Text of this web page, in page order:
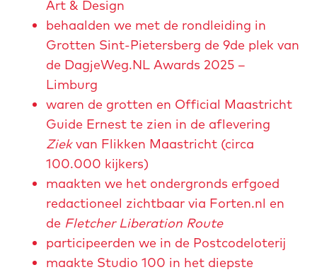
Art & Design
behaalden we met de rondleiding in
Grotten Sint-Pietersberg de 9de plek van
de DagjeWeg.NL Awards 2025 –
Limburg
waren de grotten en Official Maastricht
Guide Ernest te zien in de aflevering
Ziekvan Flikken Maastricht (circa
100.000 kijkers)
maakten we het ondergronds erfgoed
redactioneel zichtbaar via Forten.nl en
de Fletcher Liberation Route
participeerden we in de Postcodeloterij
maakte Studio 100 in het diepste